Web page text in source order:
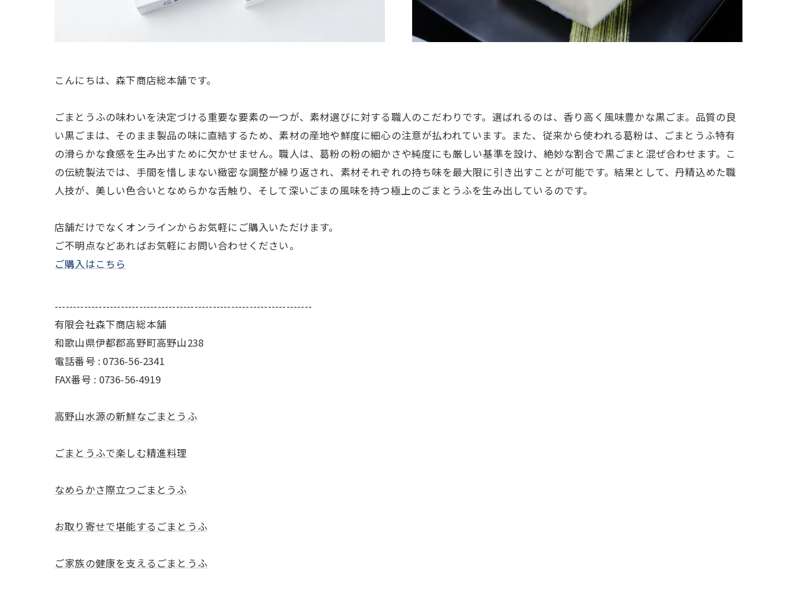
こんにちは、森下商店総本舗です。
ごまとうふの味わいを決定づける重要な要素の一つが、素材選びに対する職人のこだわりです。選ばれるのは、香り高く風味豊かな黒ごま。品質の良
い黒ごまは、そのまま製品の味に直結するため、素材の産地や鮮度に細心の注意が払われています。また、従来から使われる葛粉は、ごまとうふ特有
の滑らかな食感を生み出すために欠かせません。職人は、葛粉の粉の細かさや純度にも厳しい基準を設け、絶妙な割合で黒ごまと混ぜ合わせます。こ
の伝統製法では、手間を惜しまない緻密な調整が繰り返され、素材それぞれの持ち味を最大限に引き出すことが可能です。結果として、丹精込めた職
人技が、美しい色合いとなめらかな舌触り、そして深いごまの風味を持つ極上のごまとうふを生み出しているのです。
店舗だけでなくオンラインからお気軽にご購入いただけます。
ご不明点などあればお気軽にお問い合わせください。
ご購入はこちら
----------------------------------------------------------------------
有限会社森下商店総本舗
和歌山県伊都郡高野町高野山238
電話番号 : 0736-56-2341
FAX番号 : 0736-56-4919
高野山水源の新鮮なごまとうふ
ごまとうふで楽しむ精進料理
なめらかさ際立つごまとうふ
お取り寄せで堪能するごまとうふ
ご家族の健康を支えるごまとうふ